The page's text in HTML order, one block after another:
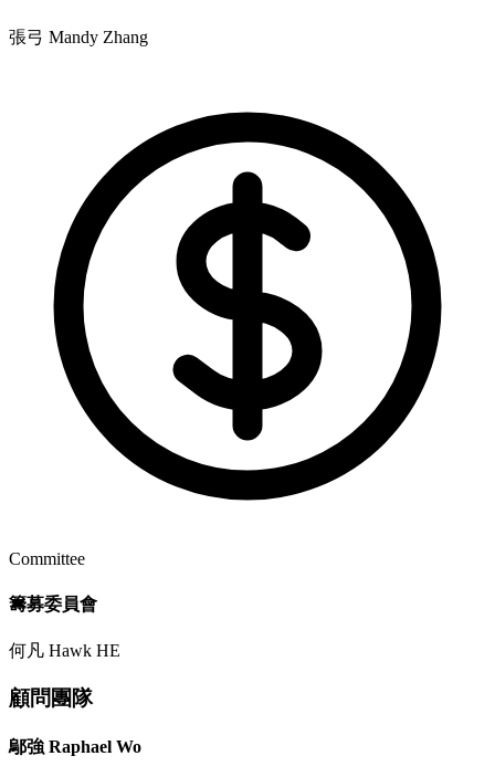
張弓 Mandy Zhang
Committee
籌募委員會
何凡 Hawk HE
顧問團隊
鄔強 Raphael Wo